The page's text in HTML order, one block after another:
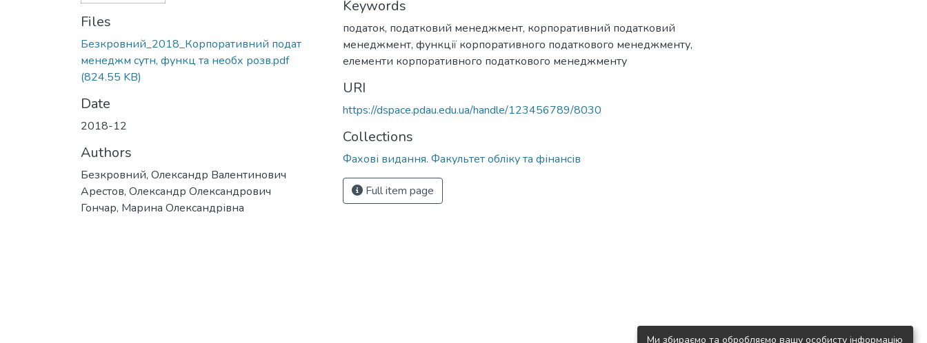
Files
Безкровний_2018_Корпоративний подат
менеджм сутн, функц та необх розв.pdf
(824.55 KB)
Date
2018-12
Authors
Безкровний, Олександр Валентинович
Арестов, Олександр Олександрович
Гончар, Марина Олександрівна
Keywords
податок, податковий менеджмент, корпоративний податковий
менеджмент, функції корпоративного податкового менеджменту,
елементи корпоративного податкового менеджменту
URI
https://dspace.pdau.edu.ua/handle/123456789/8030
Collections
Фахові видання. Факультет обліку та фінансів
Full item page
Ми збираємо та обробляємо вашу особисту інформацію